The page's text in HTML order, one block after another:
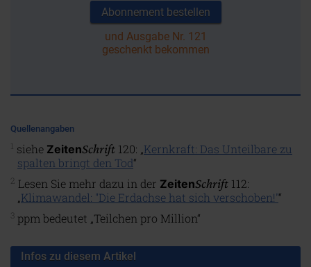
Abonnement bestellen
und Ausgabe Nr. 121
geschenkt bekommen
Quellenangaben
1 siehe ZeitenSchrift 120: „Kernkraft: Das Unteilbare zu
spalten bringt den Tod“
Lesen Sie mehr dazu in der ZeitenSchrift 112:
„Klimawandel: "Die Erdachse hat sich verschoben!"“
3 ppm bedeutet „Teilchen pro Million“
Infos zu diesem Artikel